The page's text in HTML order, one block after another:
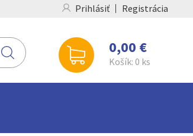
Prihlásiť Registrácia
0,00 €
Košík: 0 ks